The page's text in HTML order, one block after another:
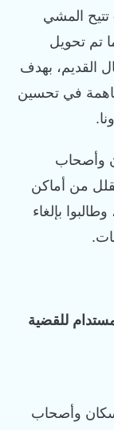
- تتيح المشي
تم تحويل
القديم، بهدف
في تحسين
وأصحاب
من أماكن
بإلغاء
للقضية
وأصحاب